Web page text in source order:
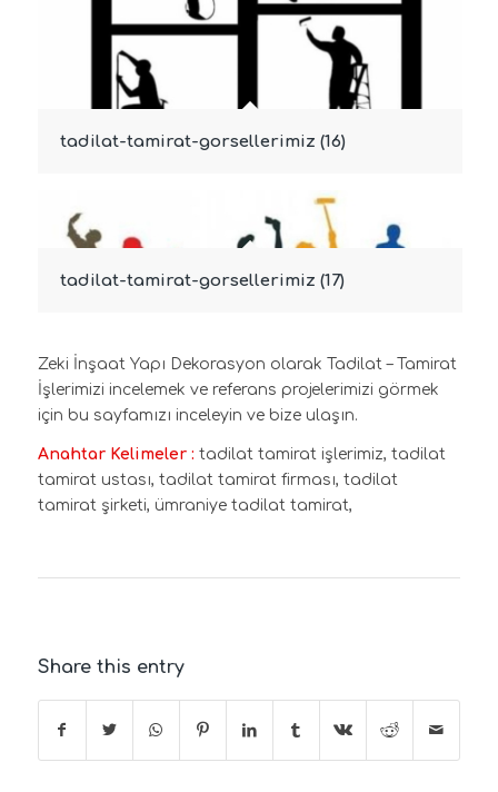
tadilat-tamirat-gorsellerimiz (16)
tadilat-tamirat-gorsellerimiz (17)
Zeki İnşaat Yapı Dekorasyon olarak Tadilat – Tamirat
İşlerimizi incelemek ve referans projelerimizi görmek
için bu sayfamızı inceleyin ve bize ulaşın.
Anahtar Kelimeler : tadilat tamirat işlerimiz, tadilat
tamirat ustası, tadilat tamirat firması, tadilat
tamirat şirketi, ümraniye tadilat tamirat,
Share this entry